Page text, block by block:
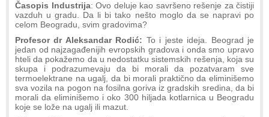
Časopis Industrija: Ovo deluje kao savršeno rešenje za čistiji
vazduh u gradu. Da li bi tako nešto moglo da se napravi po
celom Beogradu, svim gradovima?
Profesor dr Aleksandar Rodić: To i jeste ideja. Beograd je
jedan od najzagađenijih evropskih gradova i onda smo upravo
hteli da pokažemo da u nedostatku sistemskih rešenja, koja su
skupa i podrazumevaju da bi morali da pozatvaram sve
termoelektrane na ugalj, da bi morali praktično da eliminišemo
sva vozila na pogon na fosilna goriva iz gradskih sredina, da bi
morali da eliminišemo i oko 300 hiljada kotlarnica u Beogradu
koje se lože na ugalj ili mazut.